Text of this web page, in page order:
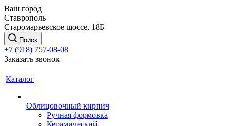
Ваш город
Ставрополь
Старомарьевское шоссе, 18Б
Поиск
+7 (918) 757-08-08
Заказать звонок
Каталог
Облицовочный кирпич
Ручная формовка
Керамический